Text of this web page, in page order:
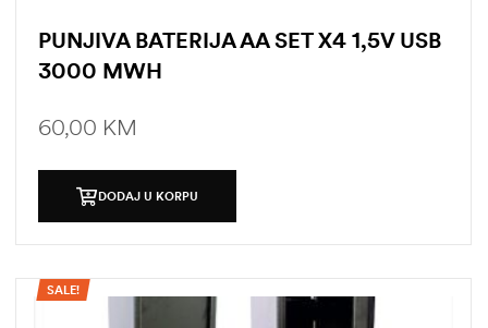
PUNJIVA BATERIJA AA SET X4 1,5V USB
3000 MWH
60,00 KM
DODAJ U KORPU
SALE!